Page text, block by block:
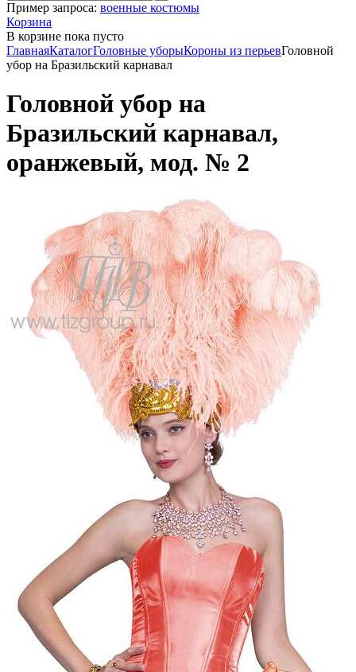
Пример запроса: военные костюмы
Корзина
В корзине пока пусто
ГлавнаяКаталогГоловные уборыКороны из перьевГоловной
убор на Бразильский карнавал
Головной убор на
Бразильский карнавал,
оранжевый, мод. № 2